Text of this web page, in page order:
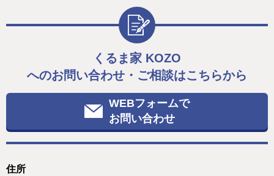
くるま家 KOZO
へのお問い合わせ・ご相談はこちらから
WEBフォームで
お問い合わせ
住所